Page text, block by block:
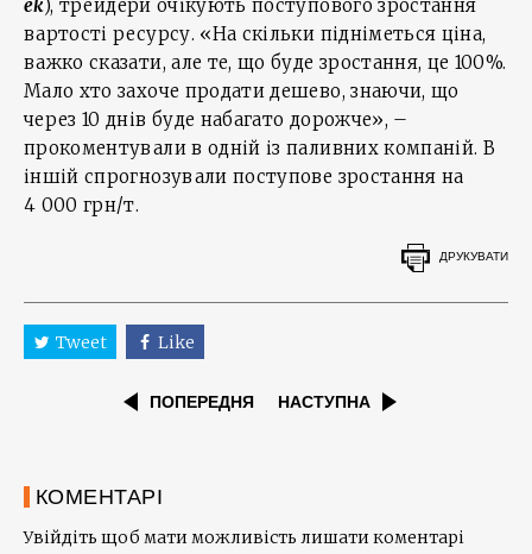
ek), трейдери очікують поступового зростання
вартості ресурсу. «На скільки підніметься ціна,
важко сказати, але те, що буде зростання, це 100%.
Мало хто захоче продати дешево, знаючи, що
через 10 днів буде набагато дорожче», –
прокоментували в одній із паливних компаній. В
іншій спрогнозували поступове зростання на
4 000 грн/т.
ДРУКУВАТИ
Tweet Like
ПОПЕРЕДНЯ НАСТУПНА
КОМЕНТАРІ
Увійдіть щоб мати можливість лишати коментарі